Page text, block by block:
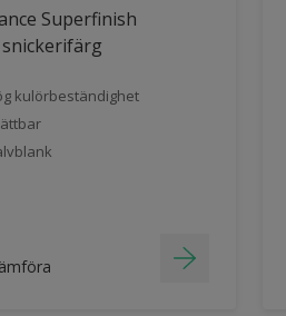
Superfinish
kulörbeständighet